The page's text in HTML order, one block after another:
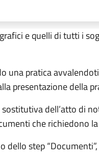
e quelli di tutti i
una pratica
presentazione della
dell’atto di
che richiedono
dello step